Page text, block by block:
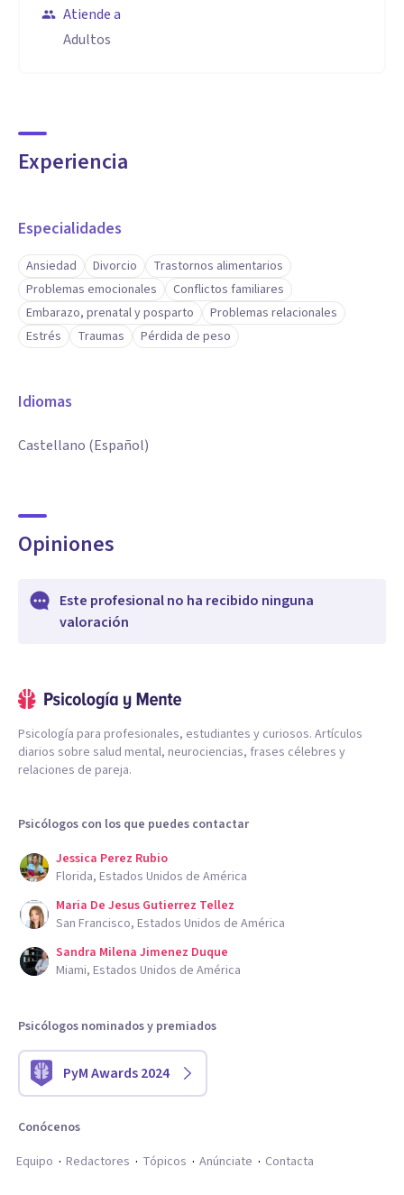
Atiende a
Adultos
Experiencia
Especialidades
Ansiedad Divorcio
Trastornos alimentarios
Problemas emocionales
Conflictos familiares
Embarazo, prenatal y posparto
Problemas relacionales
Estrés
Traumas Pérdida de peso
Idiomas
Castellano (Español)
Opiniones
Este profesional no ha recibido ninguna
valoración
Psicología para profesionales, estudiantes y curiosos. Artículos
diarios sobre salud mental, neurociencias, frases célebres y
relaciones de pareja.
Psicólogos con los que puedes contactar
Jessica Perez Rubio
Florida, Estados Unidos de América
Maria De Jesus Gutierrez Tellez
San Francisco, Estados Unidos de América
Sandra Milena Jimenez Duque
Miami, Estados Unidos de América
Psicólogos nominados y premiados
PyM Awards 2024
Conócenos
Equipo
Redactores Tópicos Anúnciate Contacta